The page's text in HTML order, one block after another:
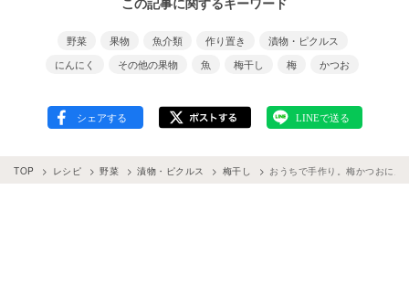
野菜 果物 魚介類 作り置き
漬物・ピクルス
にんにく
その他の果物 魚 梅干し 梅 かつお
TOP レシピ 野菜 漬物・ピクルス 梅干し おうちで手作り。梅かつおにん